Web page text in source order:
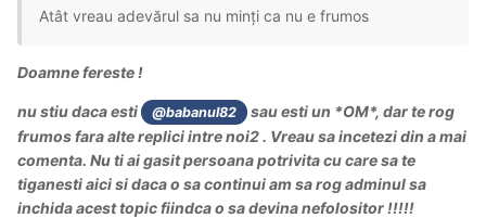
Atât vreau adevărul sa nu minți ca nu e frumos
Doamne fereste !
nu stiu daca esti @babanul82
sau esti un *OM*, dar te rog
frumos fara alte replici intre noi2 . Vreau sa incetezi din a mai
comenta. Nu ti ai gasit persoana potrivita cu care sa te
tiganesti aici si daca o sa continui am sa rog adminul sa
inchida acest topic fiindca o sa devina nefolositor !!!!!